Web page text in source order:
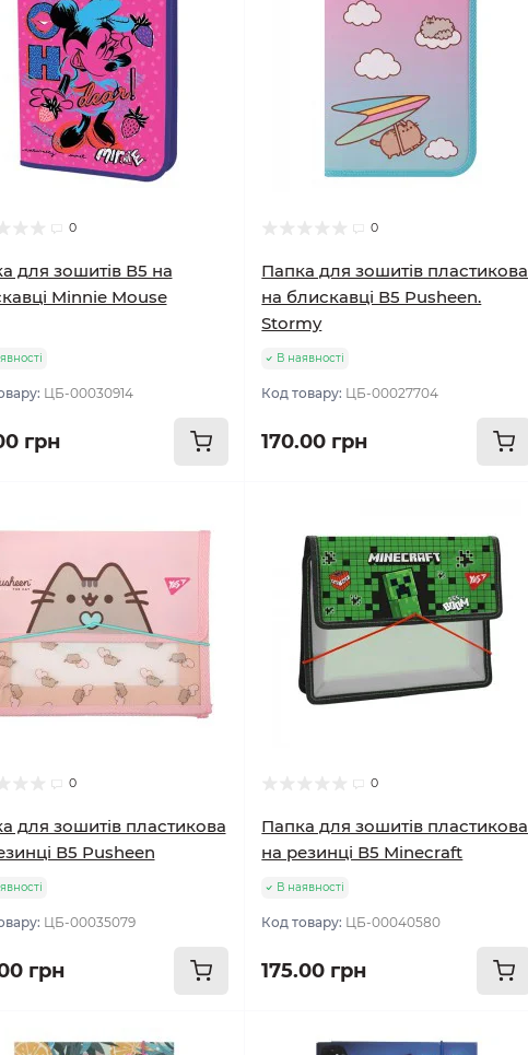
0
для зошитів В5 на
Minnie Mouse
ЦБ-00030914
грн
0
Папка для зошитів пластикова
на блискавці В5 Pusheen.
Stormy
В наявності
Код товару: ЦБ-00027704
170.00 грн
0
для зошитів пластикова
В5 Pusheen
ЦБ-00035079
грн
0
Папка для зошитів пластикова
на резинці В5 Minecraft
В наявності
Код товару: ЦБ-00040580
175.00 грн